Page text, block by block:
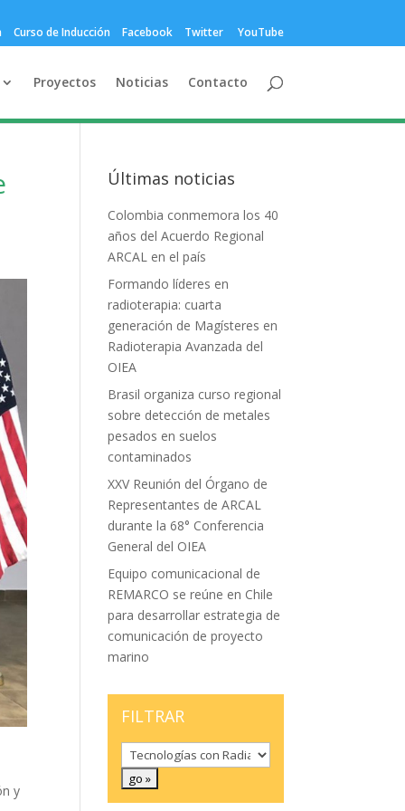
Curso de Inducción Facebook Twitter YouTube
Proyectos Noticias Contacto
y
Últimas noticias
Colombia conmemora los 40
años del Acuerdo Regional
ARCAL en el país
Formando líderes en
radioterapia: cuarta
generación de Magísteres en
Radioterapia Avanzada del
OIEA
Brasil organiza curso regional
sobre detección de metales
pesados en suelos
contaminados
XXV Reunión del Órgano de
Representantes de ARCAL
durante la 68° Conferencia
General del OIEA
Equipo comunicacional de
REMARCO se reúne en Chile
para desarrollar estrategia de
comunicación de proyecto
marino
FILTRAR